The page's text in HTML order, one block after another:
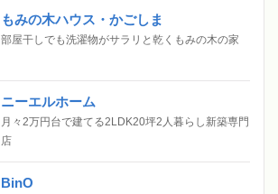
もみの木ハウス・かごしま
部屋干しでも洗濯物がサラリと乾くもみの木の家
ニーエルホーム
月々2万円台で建てる2LDK20坪2人暮らし新築専門
店
BinO